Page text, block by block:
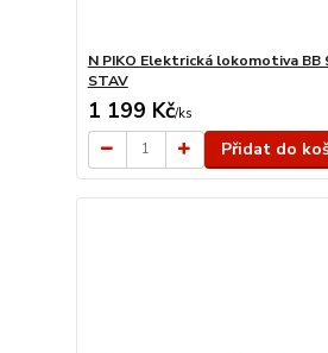
N PIKO Elektrická lokomotiva BB
STAV
1 199 Kč/ks
Přidat do